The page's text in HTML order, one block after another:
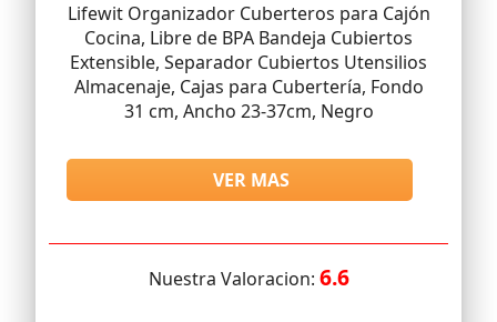
Lifewit Organizador Cuberteros para Cajón
Cocina, Libre de BPA Bandeja Cubiertos
Extensible, Separador Cubiertos Utensilios
Almacenaje, Cajas para Cubertería, Fondo
31 cm, Ancho 23-37cm, Negro
VER MAS
Nuestra Valoracion: 6.6